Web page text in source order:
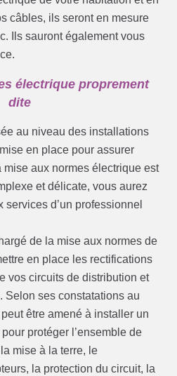
câbles, ils seront en mesure
Ils sauront également vous
électrique proprement
dite
au niveau des installations
en place pour assurer
mise aux normes électrique est
et délicate, vous aurez
d’un professionnel
de la mise aux normes de
en place les rectifications
vos circuits de distribution et
Selon ses constatations au
être amené à installer un
protéger l’ensemble de
mise à la terre, le
la protection du circuit, la